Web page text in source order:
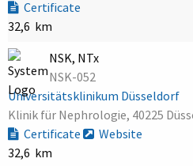
Certificate
32,6 km
NSK, NTx
NSK-052
Universitätsklinikum Düsseldorf
Klinik für Nephrologie, 40225
Certificate
Website
32,6 km